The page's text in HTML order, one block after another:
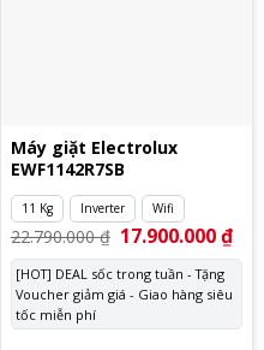
₫.
Máy giặt Electrolux
EWF1142R7SB
11 Kg Inverter Wifi
22.790.000₫ Giá
gốc
là:
22.790.000 ₫.
17.900.000₫Giá
tại
[HOT] DEAL sốc trong tuần - Tặng
Voucher giảm giá - Giao hàng siêu
tốc miễn phí